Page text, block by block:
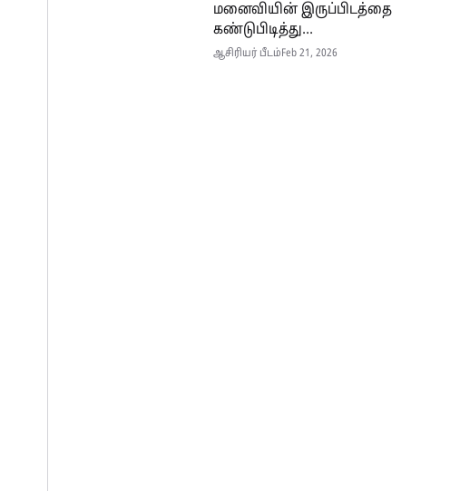
மனைவியின் இருப்பிடத்தை
கண்டுபிடித்து...
ஆசிரியர் பீடம்Feb 21, 2026